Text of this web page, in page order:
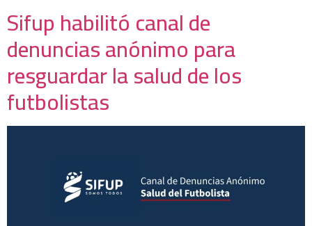
Sifup habilitó canal de
denuncias anónimo para
resguardar la salud de los
futbolistas